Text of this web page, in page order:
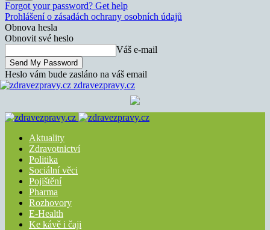
Forgot your password? Get help
Prohlášení o zásadách ochrany osobních údajů
Obnova hesla
Obnovit své heslo
Váš e-mail
Heslo vám bude zasláno na váš email
zdravezpravy.cz
Aktuality
Zdravotnictví
Politika
Sociální věci
Pojištění
Pharma
Rozhovory
E-Health
Ke kávě i čaji